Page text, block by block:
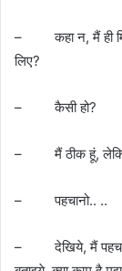
– कहा न, मैं ही
लिए?
– कैसी हो?
– मैं ठीक हूं,
– पहचानो.. ..
– देखिये, मैं पहचान